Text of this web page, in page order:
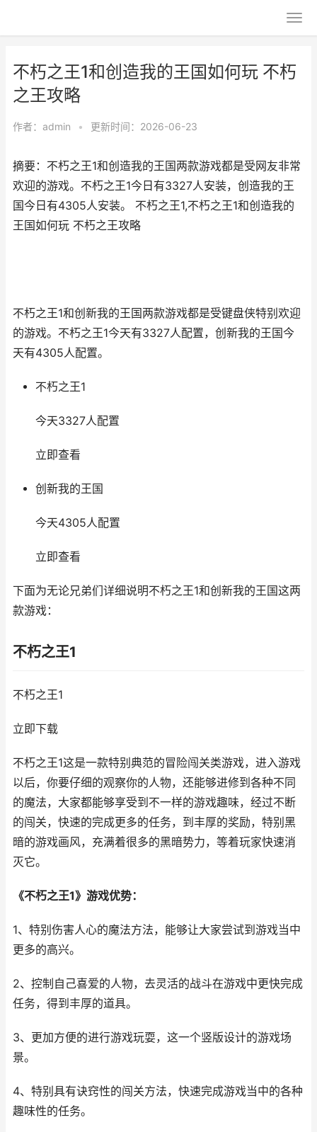
不朽之王1和创造我的王国如何玩 不朽
之王攻略
作者： admin • 更新时间：2026-06-23
摘要：不朽之王1和创造我的王国两款游戏都是受网友非常
欢迎的游戏。不朽之王1今日有3327人安装，创造我的王
国今日有4305人安装。 不朽之王1,不朽之王1和创造我的
王国如何玩 不朽之王攻略
不朽之王1和创新我的王国两款游戏都是受键盘侠特别欢迎
的游戏。不朽之王1今天有3327人配置，创新我的王国今
天有4305人配置。
不朽之王1
今天3327人配置
立即查看
创新我的王国
今天4305人配置
立即查看
下面为无论兄弟们详细说明不朽之王1和创新我的王国这两
款游戏：
不朽之王1
不朽之王1
立即下载
不朽之王1这是一款特别典范的冒险闯关类游戏，进入游戏
以后，你要仔细的观察你的人物，还能够进修到各种不同
的魔法，大家都能够享受到不一样的游戏趣味，经过不断
的闯关，快速的完成更多的任务，到丰厚的奖励，特别黑
暗的游戏画风，充满着很多的黑暗势力，等着玩家快速消
灭它。
《不朽之王1》游戏优势：
1、特别伤害人心的魔法方法，能够让大家尝试到游戏当中
更多的高兴。
2、控制自己喜爱的人物，去灵活的战斗在游戏中更快完成
任务，得到丰厚的道具。
3、更加方便的进行游戏玩耍，这一个竖版设计的游戏场
景。
4、特别具有诀窍性的闯关方法，快速完成游戏当中的各种
趣味性的任务。